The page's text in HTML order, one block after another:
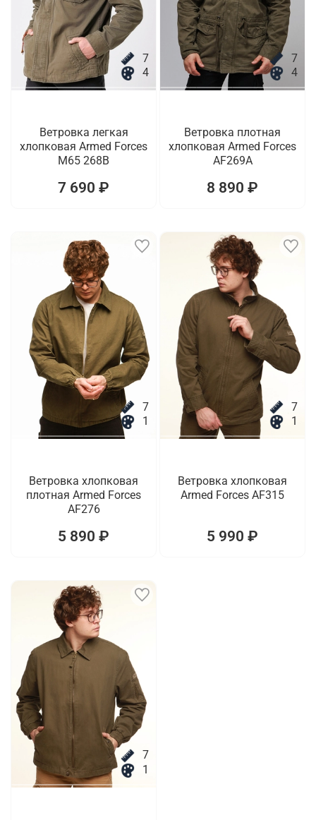
7
4
Ветровка легкая
хлопковая Armed Forces
M65 268B
7 690 ₽
7
4
Ветровка плотная
хлопковая Armed Forces
AF269A
8 890 ₽
7
1
Ветровка хлопковая
плотная Armed Forces
AF276
5 890 ₽
7
1
Ветровка хлопковая
Armed Forces AF315
5 990 ₽
7
1